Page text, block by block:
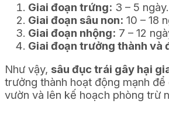
Giai đoạn trứng: 3 – 5 ngày.
Giai đoạn sâu non: 10 – 18
Giai đoạn nhộng: 7 – 12
Giai đoạn trưởng thành và
Như vậy, sâu đục trái gây hại
trưởng thành hoạt động mạnh
vườn và lên kế hoạch phòng trừ